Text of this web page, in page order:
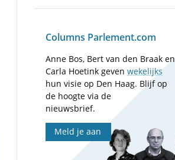
Columns Parlement.com
Anne Bos, Bert van den Braak en
Carla Hoetink gevenwekelijks
hun visie op Den Haag. Blijf op
de hoogte via de
nieuwsbrief.
Meld je aan